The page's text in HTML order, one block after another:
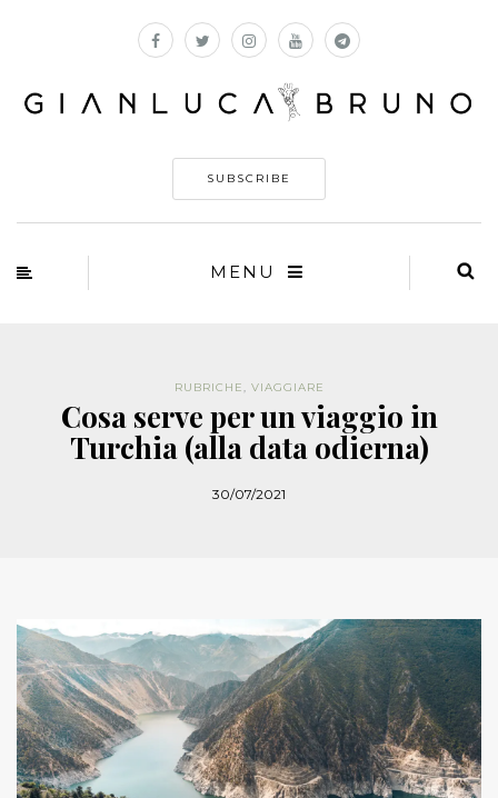
SUBSCRIBE
MENU
RUBRICHE, VIAGGIARE
Cosa serve per un viaggio in
Turchia (alla data odierna)
30/07/2021